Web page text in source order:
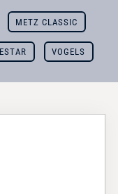
METZ CLASSIC
VOGELS